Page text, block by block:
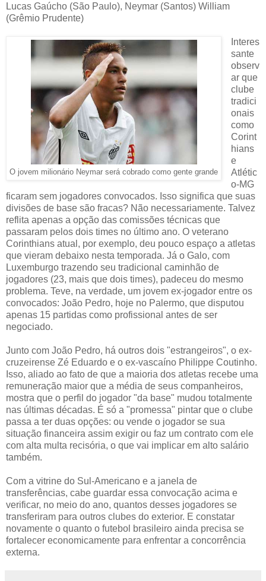
Lucas Gaúcho (São Paulo), Neymar (Santos) William
(Grêmio Prudente)
O jovem milionário Neymar será cobrado como gente grande
Interes
sante
observ
ar que
clube
tradici
onais
como
Corint
hians
e
Atlétic
o-MG
ficaram sem jogadores convocados. Isso significa que suas
divisões de base são fracas? Não necessariamente. Talvez
reflita apenas a opção das comissões técnicas que
passaram pelos dois times no último ano. O veterano
Corinthians atual, por exemplo, deu pouco espaço a atletas
que vieram debaixo nesta temporada. Já o Galo, com
Luxemburgo trazendo seu tradicional caminhão de
jogadores (23, mais que dois times), padeceu do mesmo
problema. Teve, na verdade, um jovem ex-jogador entre os
convocados: João Pedro, hoje no Palermo, que disputou
apenas 15 partidas como profissional antes de ser
negociado.
Junto com João Pedro, há outros dois "estrangeiros", o ex-
cruzeirense Zé Eduardo e o ex-vascaíno Philippe Coutinho.
Isso, aliado ao fato de que a maioria dos atletas recebe uma
remuneração maior que a média de seus companheiros,
mostra que o perfil do jogador "da base" mudou totalmente
nas últimas décadas. É só a "promessa" pintar que o clube
passa a ter duas opções: ou vende o jogador se sua
situação financeira assim exigir ou faz um contrato com ele
com alta multa recisória, o que vai implicar em alto salário
também.
Com a vitrine do Sul-Americano e a janela de
transferências, cabe guardar essa convocação acima e
verificar, no meio do ano, quantos desses jogadores se
transferiram para outros clubes do exterior. E constatar
novamente o quanto o futebol brasileiro ainda precisa se
fortalecer economicamente para enfrentar a concorrência
externa.